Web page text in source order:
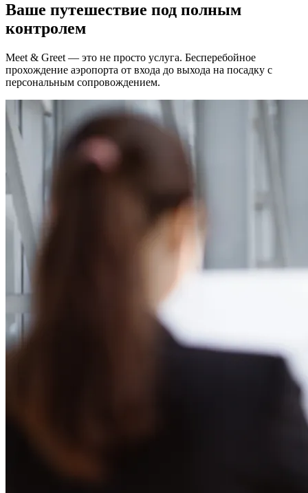
Ваше путешествие под полным
контролем
Meet & Greet — это не просто услуга. Бесперебойное
прохождение аэропорта от входа до выхода на посадку с
персональным сопровождением.